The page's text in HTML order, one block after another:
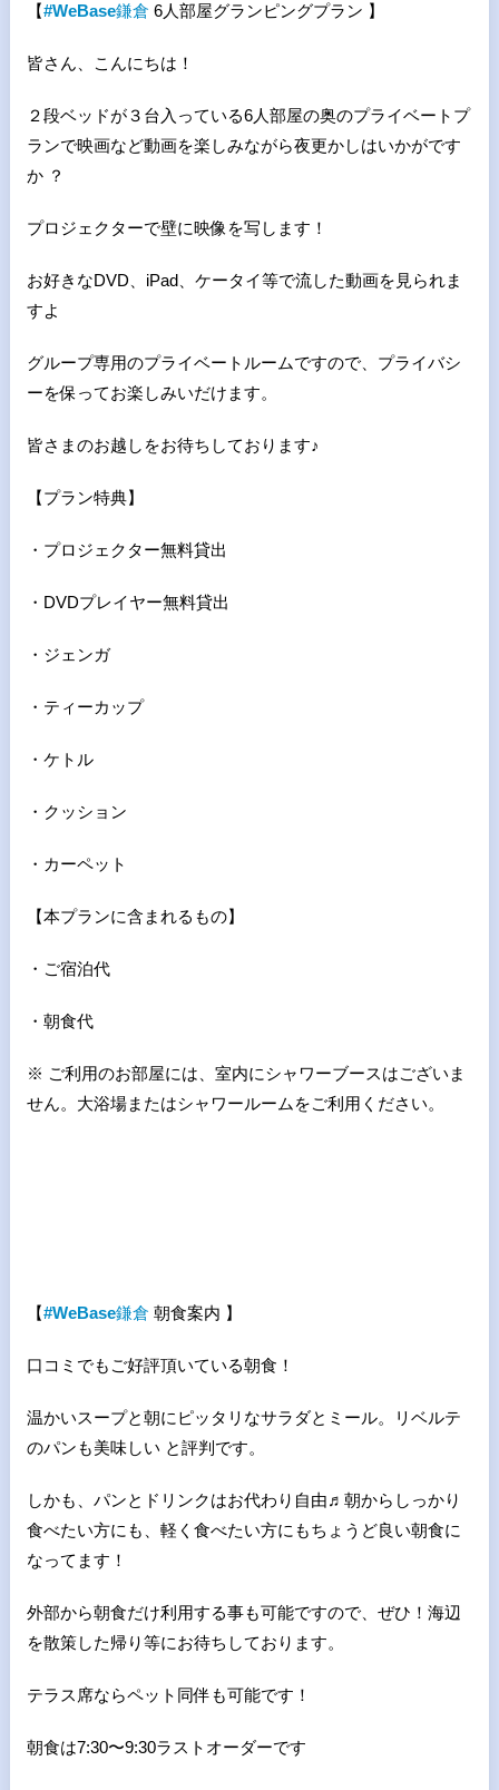
【#WeBase鎌倉 6人部屋グランピングプラン 】
皆さん、こんにちは！
２段ベッドが３台入っている6人部屋の奥のプライベートプ
ランで映画など動画を楽しみながら夜更かしはいかがです
か ？
プロジェクターで壁に映像を写します！
お好きなDVD、iPad、ケータイ等で流した動画を見られま
すよ
グループ専用のプライベートルームですので、プライバシ
ーを保ってお楽しみいだけます。
皆さまのお越しをお待ちしております♪
【プラン特典】
・プロジェクター無料貸出
・DVDプレイヤー無料貸出
・ジェンガ
・ティーカップ
・ケトル
・クッション
・カーペット
【本プランに含まれるもの】
・ご宿泊代
・朝食代
※ ご利用のお部屋には、室内にシャワーブースはございま
せん。大浴場またはシャワールームをご利用ください。
【#WeBase鎌倉 朝食案内 】
口コミでもご好評頂いている朝食！
温かいスープと朝にピッタリなサラダとミール。リベルテ
のパンも美味しい と評判です。
しかも、パンとドリンクはお代わり自由♬朝からしっかり
食べたい方にも、軽く食べたい方にもちょうど良い朝食に
なってます！
外部から朝食だけ利用する事も可能ですので、ぜひ！海辺
を散策した帰り等にお待ちしております。
テラス席ならペット同伴も可能です！
朝食は7:30〜9:30ラストオーダーです